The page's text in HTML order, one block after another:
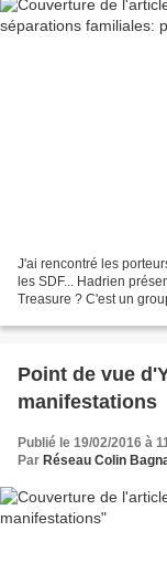
J'ai rencontré les
les SDF... Hadrien
Treasure ? C'est un
Point de vue
manifestations
Publié le 19/02/2016 à
Par Réseau Colin